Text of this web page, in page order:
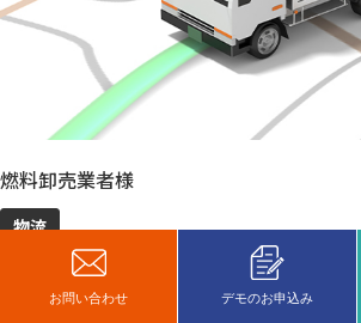
燃料卸売業者様
物流
[導入商品]ZENRIN ロジスティクスサービス
ルート作成や配送先確認の手間を削減し、
お問い合わせ デモのお申込み